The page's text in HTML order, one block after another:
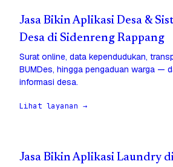
Jasa Bikin Aplikasi Desa &
Desa di Sidenreng Rappang
Surat online, data kependudukan,
BUMDes, hingga pengaduan warga —
informasi desa.
Lihat layanan →
Jasa Bikin Aplikasi Laundry